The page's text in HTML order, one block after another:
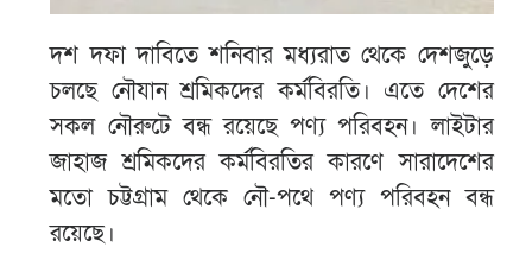
দশ দফা দাবিতে শনিবার মধ্যরাত থেকে দেশজুড়ে
চলছে নৌযান শ্রমিকদের কর্মবিরতি। এতে দেশের
সকল নৌরুটে বন্ধ রয়েছে পণ্য পরিবহন। লাইটার
জাহাজ শ্রমিকদের কর্মবিরতির কারণে সারাদেশের
মতো চট্টগ্রাম থেকে নৌ-পথে পণ্য পরিবহন বন্ধ
রয়েছে।